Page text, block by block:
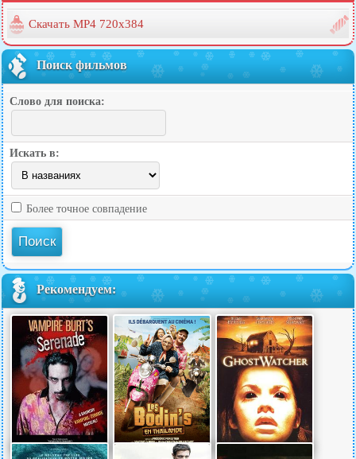
Скачать MP4 720x384
Поиск фильмов
Слово для поиска:
Искать в:
Более точное совпадение
Рекомендуем: